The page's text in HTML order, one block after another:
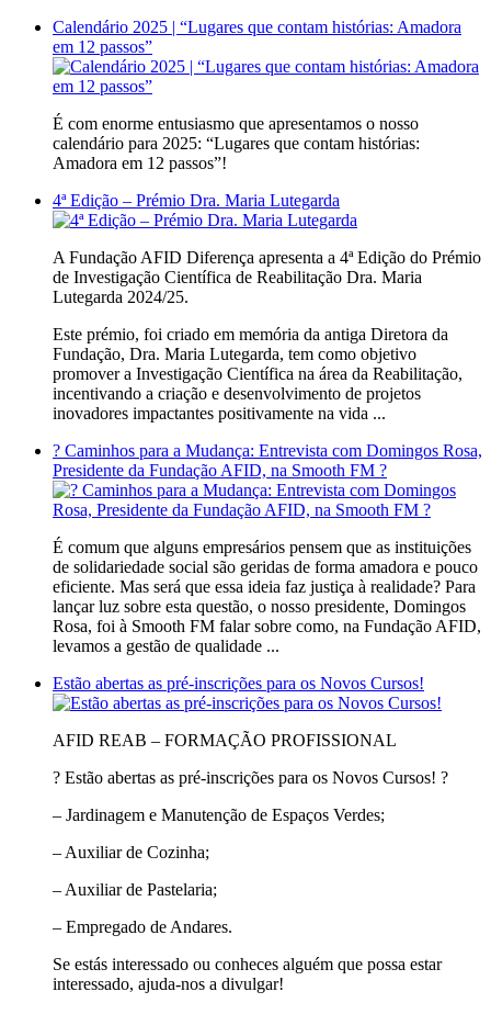
Calendário 2025 | “Lugares que contam histórias: Amadora
em 12 passos”
É com enorme entusiasmo que apresentamos o nosso
calendário para 2025: “Lugares que contam histórias:
Amadora em 12 passos”!
4ª Edição – Prémio Dra. Maria Lutegarda
A Fundação AFID Diferença apresenta a 4ª Edição do Prémio
de Investigação Científica de Reabilitação Dra. Maria
Lutegarda 2024/25.
Este prémio, foi criado em memória da antiga Diretora da
Fundação, Dra. Maria Lutegarda, tem como objetivo
promover a Investigação Científica na área da Reabilitação,
incentivando a criação e desenvolvimento de projetos
inovadores impactantes positivamente na vida ...
?️ Caminhos para a Mudança: Entrevista com Domingos Rosa,
Presidente da Fundação AFID, na Smooth FM ?️
É comum que alguns empresários pensem que as instituições
de solidariedade social são geridas de forma amadora e pouco
eficiente. Mas será que essa ideia faz justiça à realidade? Para
lançar luz sobre esta questão, o nosso presidente, Domingos
Rosa, foi à Smooth FM falar sobre como, na Fundação AFID,
levamos a gestão de qualidade ...
Estão abertas as pré-inscrições para os Novos Cursos!
AFID REAB – FORMAÇÃO PROFISSIONAL
? Estão abertas as pré-inscrições para os Novos Cursos! ?
– Jardinagem e Manutenção de Espaços Verdes;
– Auxiliar de Cozinha;
– Auxiliar de Pastelaria;
– Empregado de Andares.
Se estás interessado ou conheces alguém que possa estar
interessado, ajuda-nos a divulgar!